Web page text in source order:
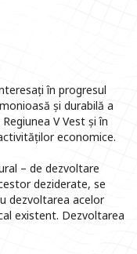
în progresul
și durabilă a
V Vest și în
economice.
– de dezvoltare
deziderate, se
dezvoltarea acelor
existent. Dezvoltarea